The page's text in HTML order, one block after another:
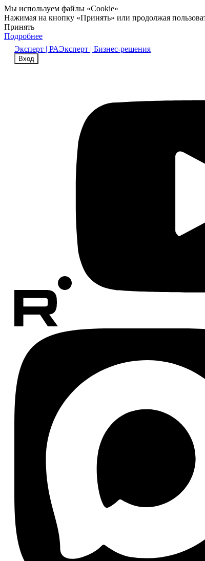
Мы используем файлы «Cookie»
Нажимая на кнопку «Принять» или продолжая
Принять
Подробнее
Эксперт | РАЭксперт | Бизнес-решения
Вход